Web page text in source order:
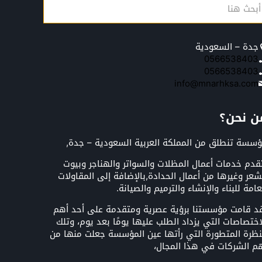
جدة – السعودية
0566538403
0566538403
info@mnarhksa.com
نحن؟
تنطلق من المملكة العربية السعودية – جدة,
خدمات أعمال المظلات والسواتر والهناجر وبيوت
وغيرها من أعمال الحدادة,بالإضافة إلى المقاولات
للبناء والإنشاء والترميم والصيانة.
قامت مؤسستنا برؤية عصرية ومتقدمة على أحد أهم
التي يزداد الطلب عليها يومًا بعد يوم، وتلك
المتطورة التي رأتها عين المؤسسة جعلت منها من
الشركات في هذا المجال،